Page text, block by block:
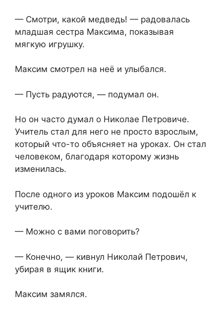
— Смотри, какой медведь! — радовалась
младшая сестра Максима, показывая
мягкую игрушку.
Максим смотрел на неё и улыбался.
— Пусть радуются, — подумал он.
Но он часто думал о Николае Петровиче.
Учитель стал для него не просто взрослым,
который что-то объясняет на уроках. Он стал
человеком, благодаря которому жизнь
изменилась.
После одного из уроков Максим подошёл к
учителю.
— Можно с вами поговорить?
— Конечно, — кивнул Николай Петрович,
убирая в ящик книги.
Максим замялся.